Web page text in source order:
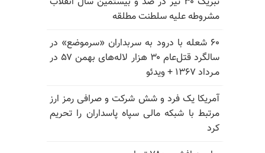
مشروطه علیه سلطنت مطلقه
۶۰ شعله با درود به سربداران «سرموضع» در
سالگرد قتل‌عام ۳۰ هزار لاله‌های بهمن ۵۷ در
مـرداد ۱۳۶۷ + ویدئو
آمریکا یک فرد و شش شرکت و صرافی رمز ارز
مرتبط با شبکه مالی سپاه پاسداران را تحریم
کرد